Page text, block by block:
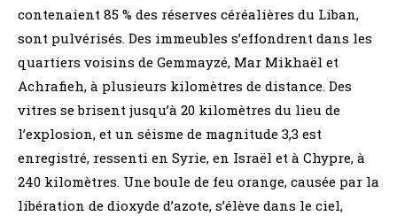
contenaient 85 % des réserves céréalières du Liban,
sont pulvérisés. Des immeubles s’effondrent dans les
quartiers voisins de Gemmayzé, Mar Mikhaël et
Achrafieh, à plusieurs kilomètres de distance. Des
vitres se brisent jusqu’à 20 kilomètres du lieu de
l’explosion, et un séisme de magnitude 3,3 est
enregistré, ressenti en Syrie, en Israël et à Chypre, à
240 kilomètres. Une boule de feu orange, causée par la
libération de dioxyde d’azote, s’élève dans le ciel,